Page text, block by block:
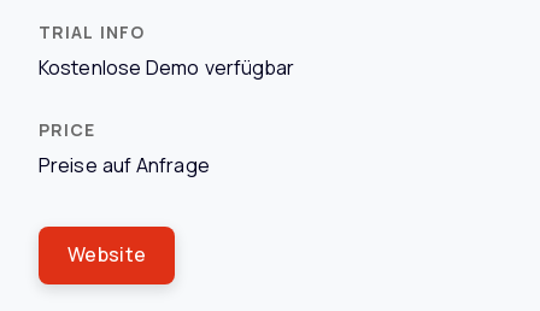
Kostenlose Demo verfügbar
Preise auf Anfrage
Website